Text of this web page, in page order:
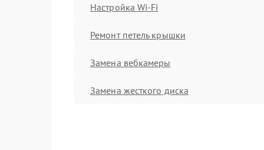
Настройка Wi-Fi
Ремонт петель крышки
Замена вебкамеры
Замена жесткого диска